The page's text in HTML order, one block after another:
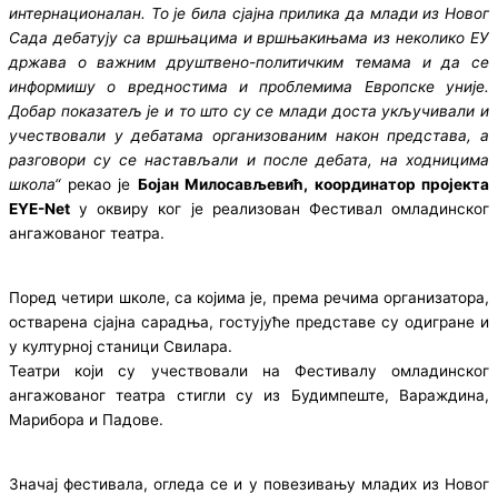
интернационалан. То је била сјајна прилика да млади из Новог
Сада дебатују са вршњацима и вршњакињама из неколико ЕУ
држава о важним друштвено-политичким темама и да се
информишу о вредностима и проблемима Европске уније.
Добар показатељ је и то што су се млади доста укључивали и
учествовали у дебатама организованим након представа, а
разговори су се настављали и после дебата, на ходницима
школа“рекао је Бојан Милосављевић, координатор пројекта
ЕYЕ-Net у оквиру ког је реализован Фестивал омладинског
ангажованог театра.
Поред четири школе, са којима је, према речима организатора,
остварена сјајна сарадња, гостујуће представе су одигране и
у културној станици Свилара.
Театри који су учествовали на Фестивалу омладинског
ангажованог театра стигли су из Будимпеште, Вараждина,
Марибора и Падове.
Значај фестивала, огледа се и у повезивању младих из Новог